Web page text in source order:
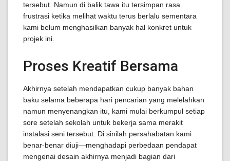
tersebut. Namun di balik tawa itu tersimpan rasa
frustrasi ketika melihat waktu terus berlalu sementara
kami belum menghasilkan banyak hal konkret untuk
projek ini.
Proses Kreatif Bersama
Akhirnya setelah mendapatkan cukup banyak bahan
baku selama beberapa hari pencarian yang melelahkan
namun menyenangkan itu, kami mulai berkumpul setiap
sore setelah sekolah untuk bekerja sama merakit
instalasi seni tersebut. Di sinilah persahabatan kami
benar-benar diuji—menghadapi perbedaan pendapat
mengenai desain akhirnya menjadi bagian dari